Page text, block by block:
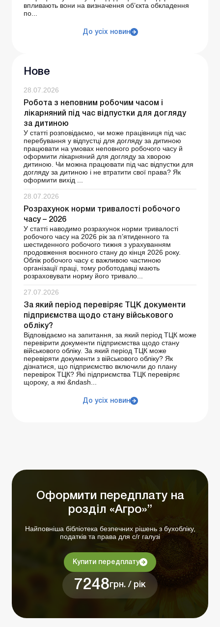
впливають вони на визначення об’єкта обкладення
по...
До усіх новин
Нове
28.07.2026
Робота з неповним робочим часом і
лікарняний під час відпустки для догляду
за дитиною
У статті розповідаємо, чи може працівниця під час
перебування у відпустці для догляду за дитиною
працювати на умовах неповного робочого часу й
оформити лікарняний для догляду за хворою
дитиною. Чи можна працювати під час відпустки для
догляду за дитиною і не втратити свої права? Як
оформити вихід ...
28.07.2026
Розрахунок норми тривалості робочого
часу – 2026
У статті наводимо розрахунок норми тривалості
робочого часу на 2026 рік за п’ятиденного та
шестиденного робочого тижня з урахуванням
продовження воєнного стану до кінця 2026 року.
Облік робочого часу є важливою частиною
організації праці, тому роботодавці мають
розраховувати норму його тривало...
27.07.2026
За який період перевіряє ТЦК документи
підприємства щодо стану військового
обліку?
Відповідаємо на запитання, за який період ТЦК може
перевірити документи підприємства щодо стану
військового обліку. За який період ТЦК може
перевіряти документи з військового обліку? Як
дізнатися, що підприємство включили до плану
перевірок ТЦК? Які підприємства ТЦК перевіряє
щороку, а які &ndash...
До усіх новин
Оформити передплату на
розділ «Агро»”
Найповніша бібліотека безпечних рішень з бухобліку,
податків та права для с/г галузі
Купити передплату
7248грн. / рік